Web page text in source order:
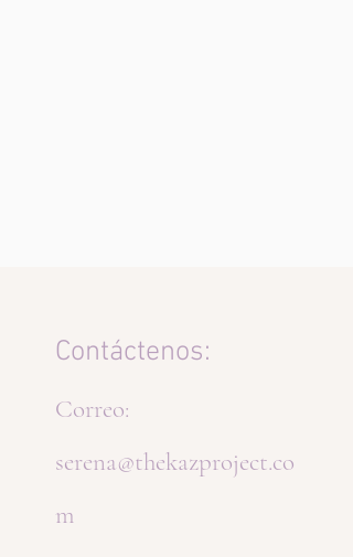
Contáctenos:
Correo:
serena@thekazproject.co
m